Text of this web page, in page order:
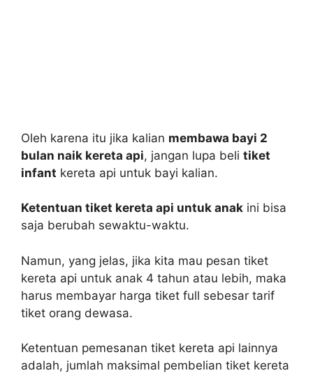
Oleh karena itu jika kalian membawa bayi 2
bulan naik kereta api, jangan lupa beli tiket
infant kereta api untuk bayi kalian.
Ketentuan tiket kereta api untuk anak ini bisa
saja berubah sewaktu-waktu.
Namun, yang jelas, jika kita mau pesan tiket
kereta api untuk anak 4 tahun atau lebih, maka
harus membayar harga tiket full sebesar tarif
tiket orang dewasa.
Ketentuan pemesanan tiket kereta api lainnya
adalah, jumlah maksimal pembelian tiket kereta